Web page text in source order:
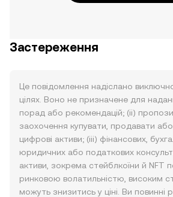
Застереження
Це повідомлення надіслано
цілях. Воно не призначене для
порад або рекомендацій; (ii)
заохочення купувати, продавати
цифрові активи; (iii) фінансових,
юридичних або податкових
активи, зокрема стейблкоїни й NFT
ринковою волатильністю, високим
можуть знизитись у ціні. Ви повинні